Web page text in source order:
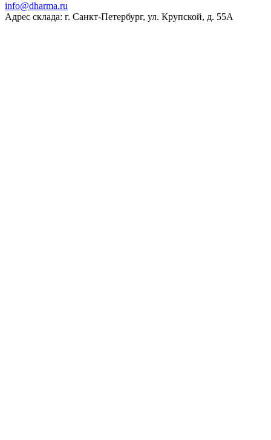
ur.amrahd@ofni
Адрес склада: г. Санкт-Петербург, ул. Крупской, д. 55А